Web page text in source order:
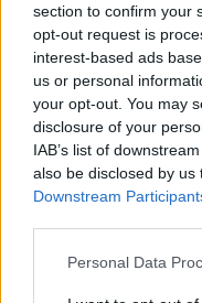
section to confirm your
opt-out request is
interest-based ads
us or personal
your opt-out. You may
disclosure of your
IAB’s list of
also be disclosed by
Downstream
Personal Data
La Biancofiore
alla
violenze choc
20/10/2021
SERVE UN RICHIAMO
“Il Pd
politico”.